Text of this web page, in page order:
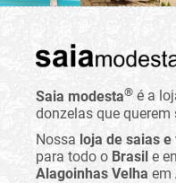
Saia modesta® é a
donzelas que querem
Nossa loja de saias
para todo o Brasil e
Alagoinhas Velha em